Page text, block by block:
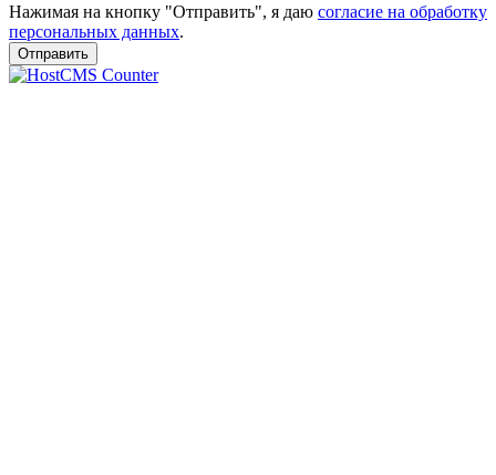
Нажимая на кнопку "Отправить", я даю согласие на обработку
персональных данных.
Отправить